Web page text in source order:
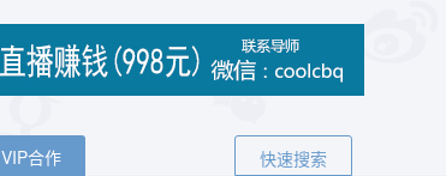
VIP合作 快速搜索